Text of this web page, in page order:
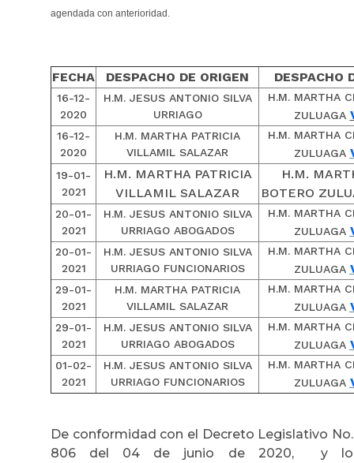
agendada con anterioridad.
FECHA DESPACHO DE ORIGEN DESPACHO
16-12-
2020
H.M. JESUS ANTONIO SILVA
URRIAGO
H.M. MARTHA
ZULUAGA
16-12-
2020
H.M. MARTHA PATRICIA
VILLAMIL SALAZAR
H.M. MARTHA
ZULUAGA
19-01-
2021
H.M. MARTHA PATRICIA
VILLAMIL SALAZAR
H.M.
BOTERO
20-01-
2021
H.M. JESUS ANTONIO SILVA
URRIAGO ABOGADOS
H.M. MARTHA
ZULUAGA
20-01-
2021
H.M. JESUS ANTONIO SILVA
URRIAGO FUNCIONARIOS
H.M. MARTHA
ZULUAGA
29-01-
2021
H.M. MARTHA PATRICIA
VILLAMIL SALAZAR
H.M. MARTHA
ZULUAGA
29-01-
2021
H.M. JESUS ANTONIO SILVA
URRIAGO ABOGADOS
H.M. MARTHA
ZULUAGA
01-02-
2021
H.M. JESUS ANTONIO SILVA
URRIAGO FUNCIONARIOS
H.M. MARTHA
ZULUAGA
De conformidad con el Decreto Legislativo No.
806 del 04 de junio de 2020, y lo